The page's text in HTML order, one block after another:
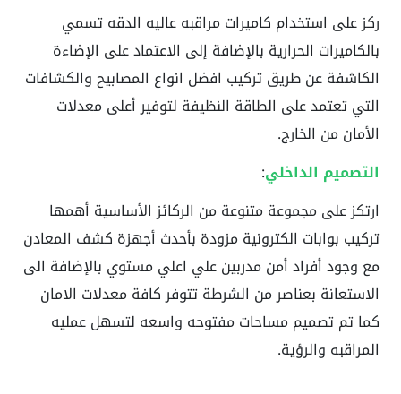
ركز على استخدام كاميرات مراقبه عاليه الدقه تسمي
بالكاميرات الحرارية بالإضافة إلى الاعتماد على الإضاءة
الكاشفة عن طريق تركيب افضل انواع المصابيح والكشافات
التي تعتمد على الطاقة النظيفة لتوفير أعلى معدلات
الأمان من الخارج.
التصميم الداخلي:
ارتكز على مجموعة متنوعة من الركائز الأساسية أهمها
تركيب بوابات الكترونية مزودة بأحدث أجهزة كشف المعادن
مع وجود أفراد أمن مدربين علي اعلي مستوي بالإضافة الى
الاستعانة بعناصر من الشرطة تتوفر كافة معدلات الامان
كما تم تصميم مساحات مفتوحه واسعه لتسهل عمليه
المراقبه والرؤية.